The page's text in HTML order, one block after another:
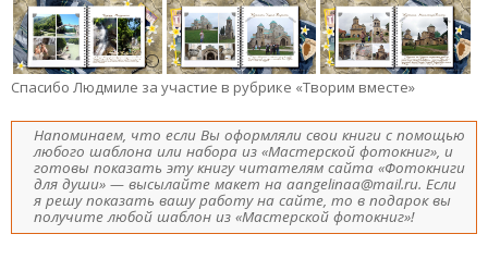
Спасибо Людмиле за участие в рубрике «Творим вместе»
Напоминаем, что если Вы оформляли свои книги с помощью
любого шаблона или набора из «Мастерской фотокниг», и
готовы показать эту книгу читателям сайта «Фотокниги
для души» — высылайте макет на aangelinaa@mail.ru. Если
я решу показать вашу работу на сайте, то в подарок вы
получите любой шаблон из «Мастерской фотокниг»!